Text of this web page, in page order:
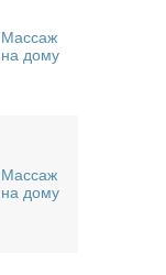
Массаж
на дому
Массаж
на дому